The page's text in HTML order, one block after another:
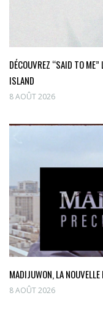
DÉCOUVREZ “SAID TO
ISLAND
8 AOÛT 2026
MADIJUWON, LA
8 AOÛT 2026